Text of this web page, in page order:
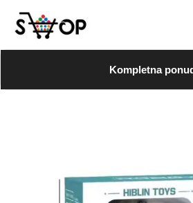
Kompletna